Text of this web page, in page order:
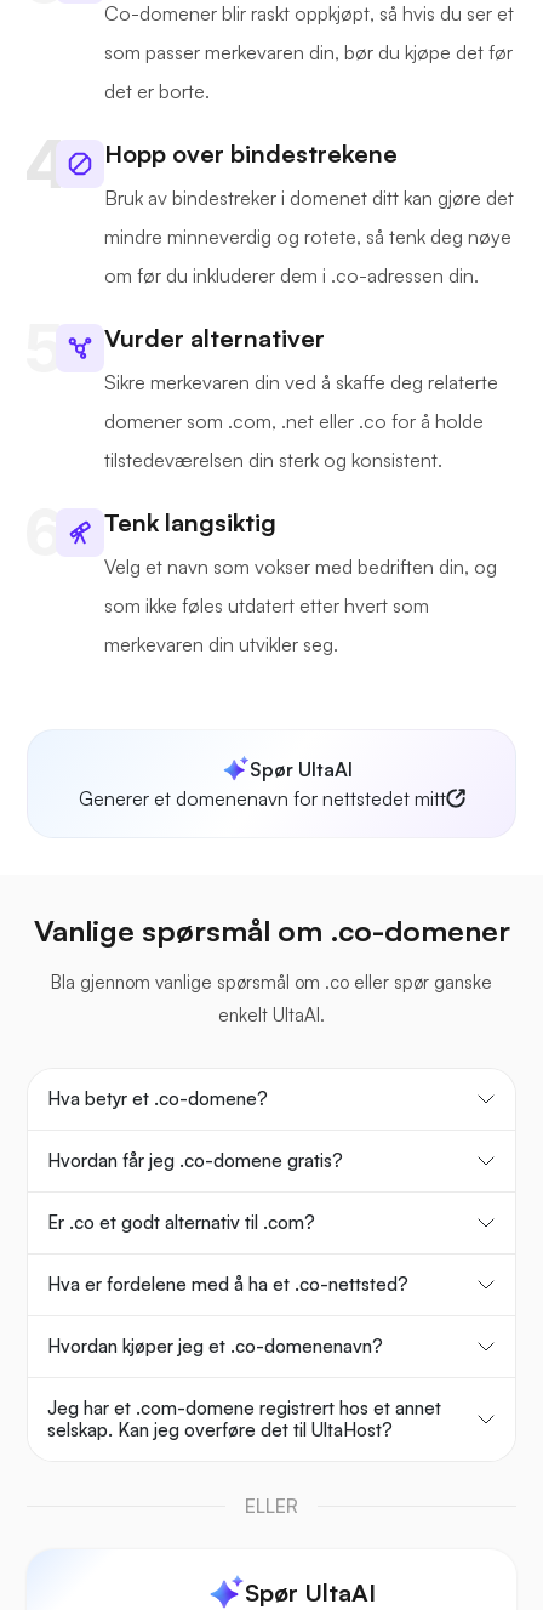
Co-domener blir raskt oppkjøpt, så hvis du ser et
som passer merkevaren din, bør du kjøpe det før
det er borte.
Hopp over bindestrekene
Bruk av bindestreker i domenet ditt kan gjøre det
mindre minneverdig og rotete, så tenk deg nøye
om før du inkluderer dem i .co-adressen din.
Vurder alternativer
Sikre merkevaren din ved å skaffe deg relaterte
domener som .com, .net eller .co for å holde
tilstedeværelsen din sterk og konsistent.
Tenk langsiktig
Velg et navn som vokser med bedriften din, og
som ikke føles utdatert etter hvert som
merkevaren din utvikler seg.
Spør UltaAI
Generer et domenenavn for nettstedet mitt
Vanlige spørsmål om .co-domener
Bla gjennom vanlige spørsmål om .co eller spør ganske
enkelt UltaAI.
Hva betyr et .co-domene?
Hvordan får jeg .co-domene gratis?
Er .co et godt alternativ til .com?
Hva er fordelene med å ha et .co-nettsted?
Hvordan kjøper jeg et .co-domenenavn?
Jeg har et .com-domene registrert hos et annet
selskap. Kan jeg overføre det til UltaHost?
ELLER
Spør UltaAI